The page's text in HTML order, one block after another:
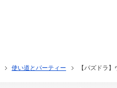
使い道とパーティー 【パズドラ